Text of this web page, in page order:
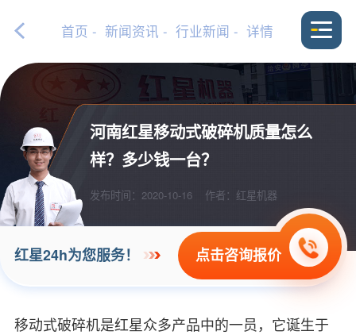
首页 - 新闻资讯 - 行业新闻 - 详情
河南红星移动式破碎机质量怎么
样？多少钱一台？
发布时间：2020-10-16 作者：红星机器
红星24h为您服务！ 点击咨询报价
移动式破碎机是红星众多产品中的一员，它诞生于